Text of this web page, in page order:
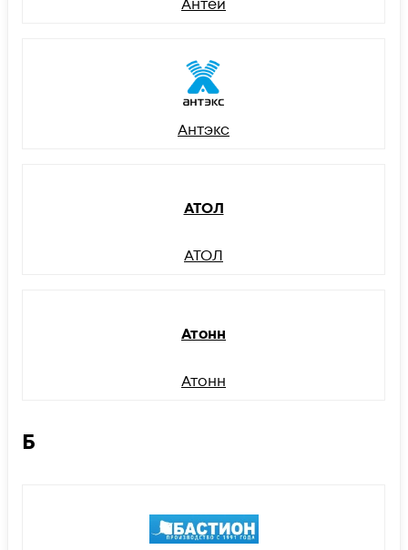
Антей
Антэкс
АТОЛ
АТОЛ
Атонн
Атонн
Б